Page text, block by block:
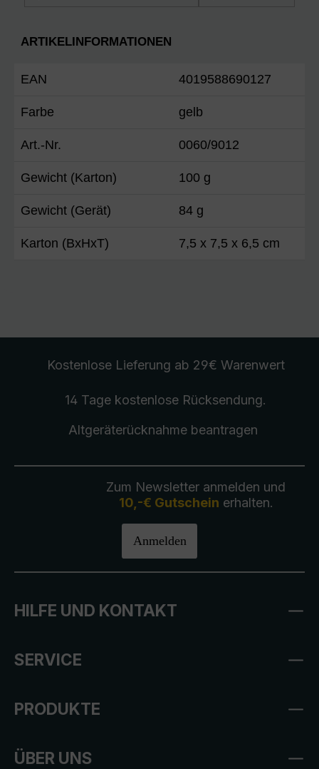
ARTIKELINFORMATIONEN
EAN 4019588690127
Farbe gelb
Art.-Nr. 0060/9012
Gewicht (Karton) 100 g
Gewicht (Gerät) 84 g
Karton (BxHxT) 7,5 x 7,5 x 6,5 cm
Kostenlose Lieferung ab 29€ Warenwert
14 Tage kostenlose Rücksendung.
Altgeräterücknahmebeantragen
Zum Newsletter anmelden und
10,-€ Gutschein erhalten.
Anmelden
HILFE UND KONTAKT
SERVICE
PRODUKTE
ÜBER UNS